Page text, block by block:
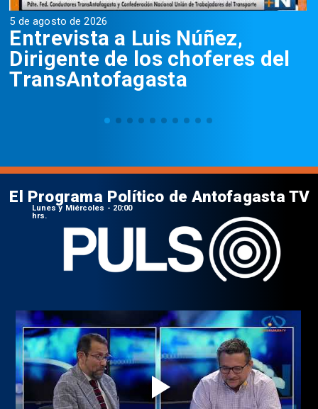
5 de agosto de 2026
Entrevista a Luis Núñez,
Dirigente de los choferes del
TransAntofagasta
El Programa Político de Antofagasta TV
Lunes y Miércoles - 20:00
hrs.